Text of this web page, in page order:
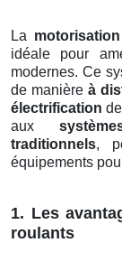
La motorisation
idéale pour
modernes. Ce
de manièreà
électrification
aux
traditionnels,
équipements
1. Les
roulants